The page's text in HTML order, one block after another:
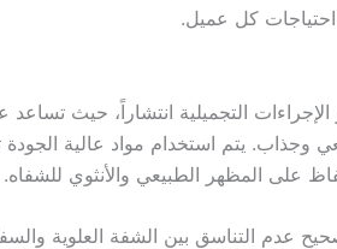
احتياجات كل عميل.
التجميلية انتشاراً، حيث
وجذاب. يتم استخدام مواد عالية الجودة
على المظهر الطبيعي والأنثوي للشفاه.
عدم التناسق بين الشفة العلوية